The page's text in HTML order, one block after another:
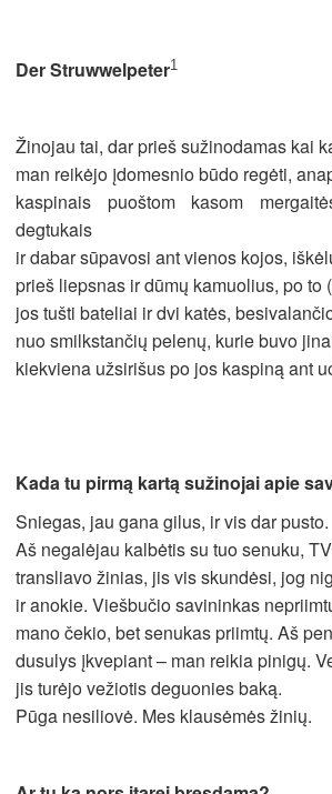
Der Struwwelpeter1
Žinojau tai, dar prieš sužinodamas kai
man reikėjo įdomesnio būdo regėti,
kaspinais puoštom kasom
degtukais
ir dabar sūpavosi ant vienos kojos,
prieš liepsnas ir dūmų kamuolius, po to
jos tušti bateliai ir dvi katės,
nuo smilkstančių pelenų, kurie buvo
kiekviena užsirišus po jos kaspiną ant
Kada tu pirmą kartą sužinojai apie
Sniegas, jau gana gilus, ir vis dar pusto.
Aš negalėjau kalbėtis su tuo senuku, TV
transliavo žinias, jis vis skundėsi, jog
ir anokie. Viešbučio savininkas
mano čekio, bet senukas priimtų. Aš
dusulys įkvepiant – man reikia pinigų.
jis turėjo vežiotis deguonies baką.
Pūga nesiliovė. Mes klausėmės žinių.